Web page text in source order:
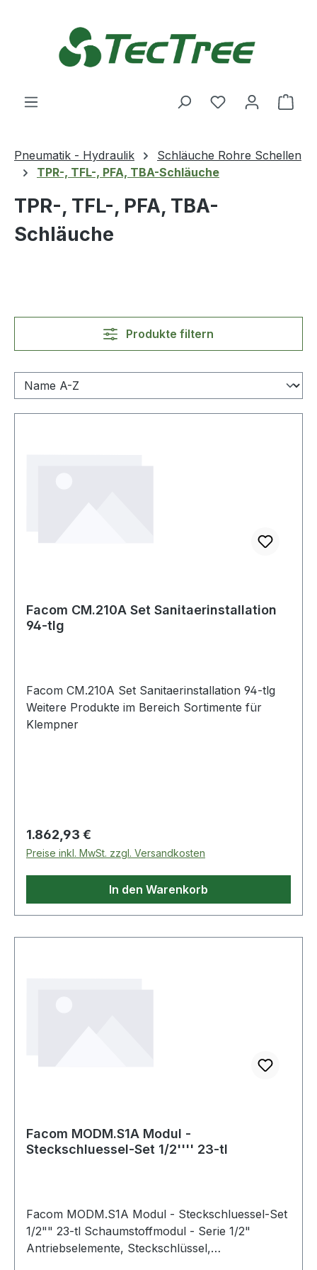
Du hast 0
Pneumatik - Hydraulik
Schläuche Rohre Schellen
TPR-, TFL-, PFA, TBA-Schläuche
TPR-, TFL-, PFA, TBA-
Schläuche
Produkte filtern
Facom CM.210A Set Sanitaerinstallation
94-tlg
Facom CM.210A Set Sanitaerinstallation 94-tlg
Weitere Produkte im Bereich Sortimente für
Klempner
Regulärer Preis:
1.862,93 €
Preise inkl. MwSt. zzgl. Versandkosten
In den Warenkorb
Facom MODM.S1A Modul -
Steckschluessel-Set 1/2'''' 23-tl
Facom MODM.S1A Modul - Steckschluessel-Set
1/2"" 23-tl Schaumstoffmodul - Serie 1/2"
Antriebselemente, Steckschlüssel,